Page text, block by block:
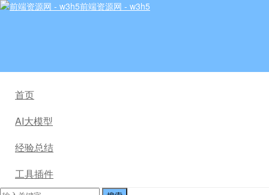
前端资源网 - w3h5
首页
AI大模型
经验总结
工具插件